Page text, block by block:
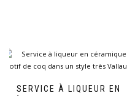
SERVICE À LIQUEUR EN